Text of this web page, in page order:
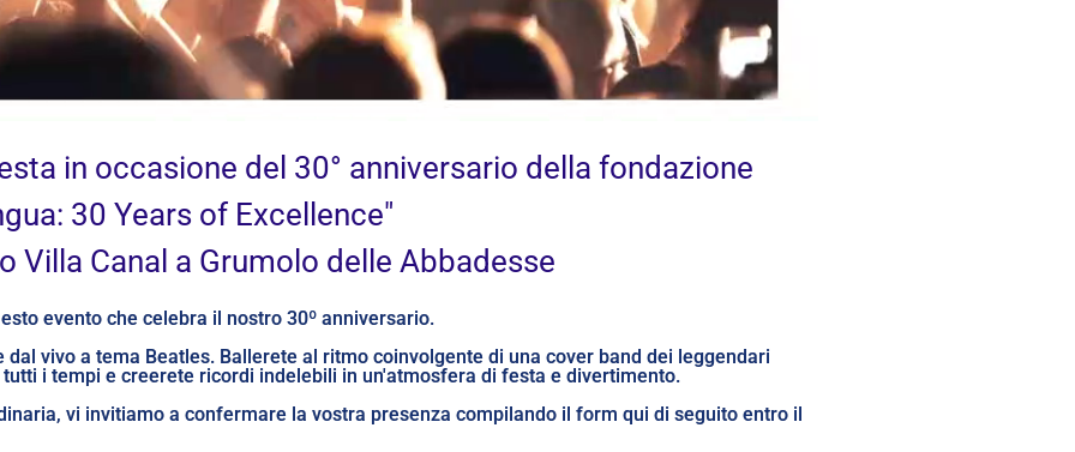
in occasione del 30° anniversario della fondazione
30 Years of Excellence"
Villa Canal a Grumolo delle Abbadesse
evento che celebra il nostro 30º anniversario.
vivo a tema Beatles. Ballerete al ritmo coinvolgente di una cover band dei leggendari
i tempi e creerete ricordi indelebili in un'atmosfera di festa e divertimento.
vi invitiamo a confermare la vostra presenza compilando il form qui di seguito entro il